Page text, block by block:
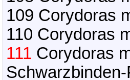
109 Corydoras
110 Corydoras
111 Corydoras